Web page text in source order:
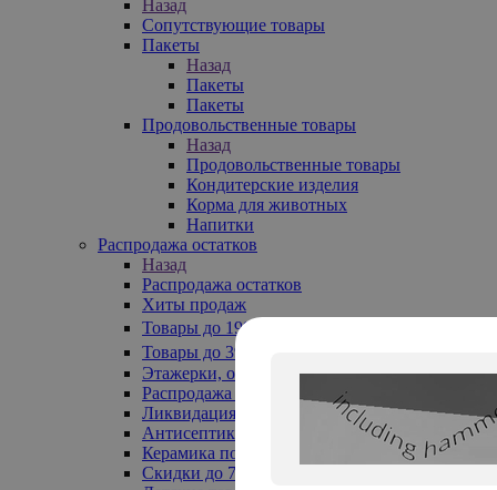
Назад
Сопутствующие товары
Пакеты
Назад
Пакеты
Пакеты
Продовольственные товары
Назад
Продовольственные товары
Кондитерские изделия
Корма для животных
Напитки
Распродажа остатков
Назад
Распродажа остатков
Хиты продаж
Товары до 199₽
Товары до 399₽
Этажерки, обувницы
Распродажа текстиля до -50%
Ликвидация до -70%
Антисептики
Керамика по 129 руб
Скидки до 70%